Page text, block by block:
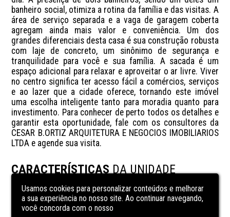
banheiro social, otimiza a rotina da família e das visitas. A
área de serviço separada e a vaga de garagem coberta
agregam ainda mais valor e conveniência. Um dos
grandes diferenciais desta casa é sua construção robusta
com laje de concreto, um sinônimo de segurança e
tranquilidade para você e sua família. A sacada é um
espaço adicional para relaxar e aproveitar o ar livre. Viver
no centro significa ter acesso fácil a comércios, serviços
e ao lazer que a cidade oferece, tornando este imóvel
uma escolha inteligente tanto para moradia quanto para
investimento. Para conhecer de perto todos os detalhes e
garantir esta oportunidade, fale com os consultores da
CESAR B.ORTIZ ARQUITETURA E NEGOCIOS IMOBILIARIOS
LTDA e agende sua visita.
CARACTERÍSTICASDA UNIDADE
área de serviço
banheiro social
Usamos cookies para personalizar conteúdos e melhorar
a sua experiência no nosso site. Ao continuar navegando,
você concorda com o nosso